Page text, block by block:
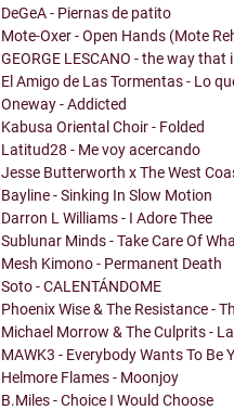
DeGeA - Piernas de patito
Mote-Oxer - Open Hands (Mote
GEORGE LESCANO - the way that
El Amigo de Las Tormentas - Lo
Oneway - Addicted
Kabusa Oriental Choir - Folded
Latitud28 - Me voy acercando
Jesse Butterworth x The West
Bayline - Sinking In Slow Motion
Darron L Williams - I Adore Thee
Sublunar Minds - Take Care Of
Mesh Kimono - Permanent Death
Soto - CALENTÁNDOME
Phoenix Wise & The Resistance -
Michael Morrow & The Culprits -
MAWK3 - Everybody Wants To Be
Helmore Flames - Moonjoy
B.Miles - Choice I Would Choose